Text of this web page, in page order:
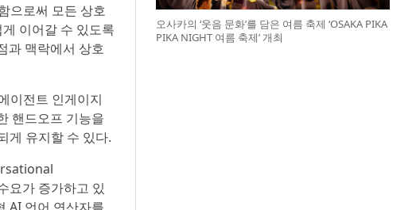
으로써 모든 상호
이어갈 수 있도록
과 맥락에서 상호
이전트 인게이지
핸드오프 기능을
게 유지할 수 있다.
요가 증가하고 있
오사카의 ‘웃음 문화’를 담은 여름 축제 ‘OSAKA PIKA
PIKA NIGHT 여름 축제’ 개최